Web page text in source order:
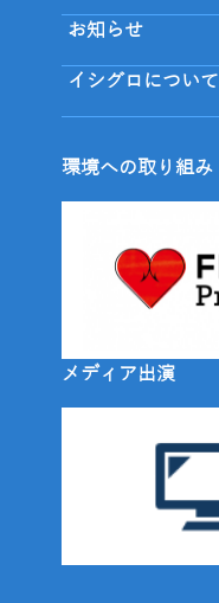
お知らせ
イシグロについて
環境への取り組み
メディア出演